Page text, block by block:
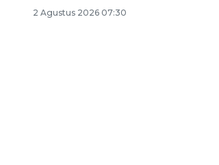
2 Agustus 2026 07:30